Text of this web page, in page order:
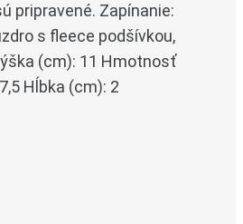
pripravené. Zapínanie:
s fleece podšívkou,
(cm): 11 Hmotnosť
Hĺbka (cm): 2